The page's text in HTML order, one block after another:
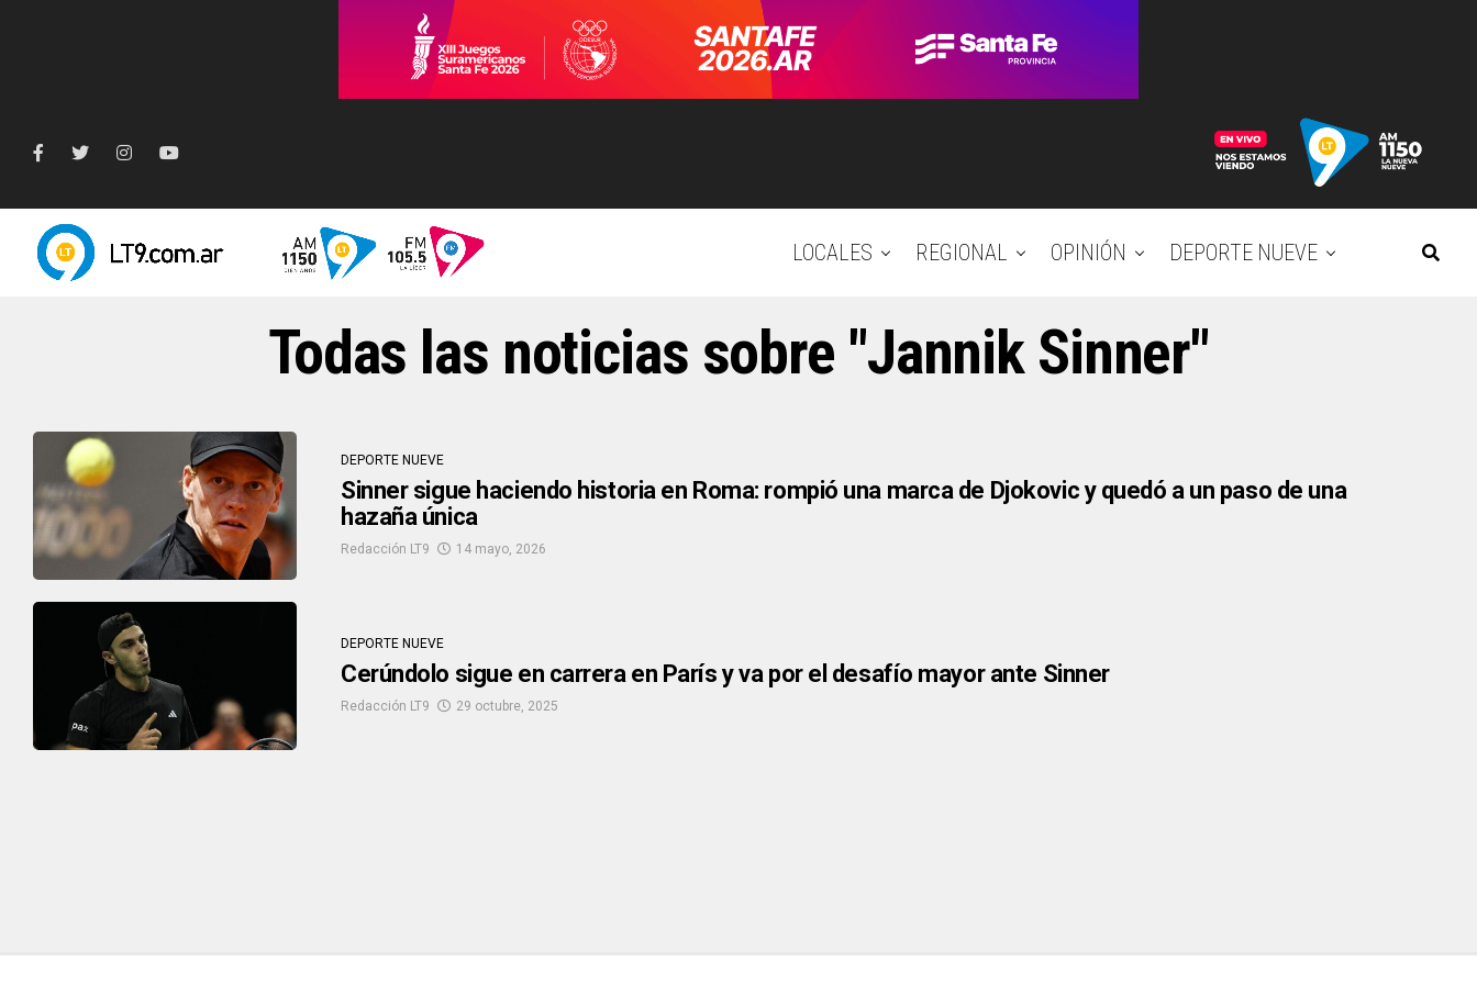
LOCALES REGIONAL OPINIÓN DEPORTE NUEVE
Todas las noticias sobre "Jannik Sinner"
DEPORTE NUEVE
Sinner sigue haciendo historia en Roma: rompió una marca de Djokovic y quedó a un paso de una
hazaña única
Redacción LT9 14 mayo, 2026
DEPORTE NUEVE
Cerúndolo sigue en carrera en París y va por el desafío mayor ante Sinner
Redacción LT9 29 octubre, 2025